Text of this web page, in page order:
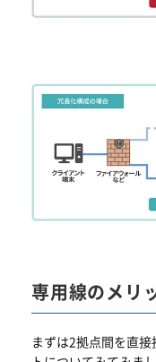
専用線のメリ
まずは2拠点間を直